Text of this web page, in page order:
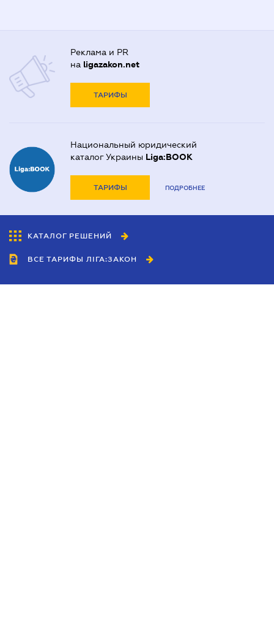
Реклама и PR
на ligazakon.net
ТАРИФЫ
Национальный юридический
каталог Украины Liga:BOOK
ТАРИФЫ ПОДРОБНЕЕ
КАТАЛОГ РЕШЕНИЙ
ВСЕ ТАРИФЫ ЛІГА:ЗАКОН